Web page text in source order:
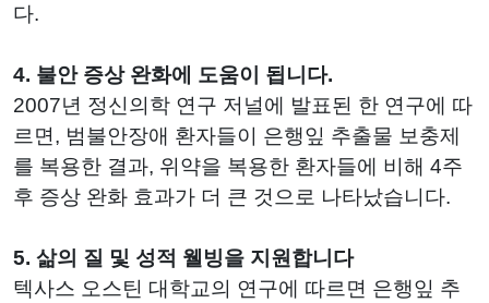
다.
4. 불안 증상 완화에 도움이 됩니다.
2007년 정신의학 연구 저널에 발표된 한 연구에 따
르면, 범불안장애 환자들이 은행잎 추출물 보충제
를 복용한 결과, 위약을 복용한 환자들에 비해 4주
후 증상 완화 효과가 더 큰 것으로 나타났습니다.
5. 삶의 질 및 성적 웰빙을 지원합니다
텍사스 오스틴 대학교의 연구에 따르면 은행잎 추